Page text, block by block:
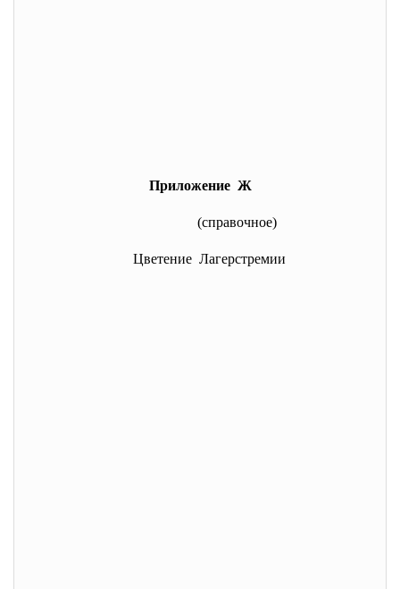
Приложение Ж
(справочное)
Цветение Лагерстремии